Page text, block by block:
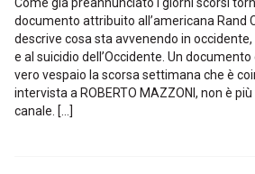
documento attribuito all’americana Rand
descrive cosa sta avvenendo in occidente,
e al suicidio dell’Occidente. Un
vero vespaio la scorsa settimana che è
intervista a ROBERTO MAZZONI, non è
canale. […]